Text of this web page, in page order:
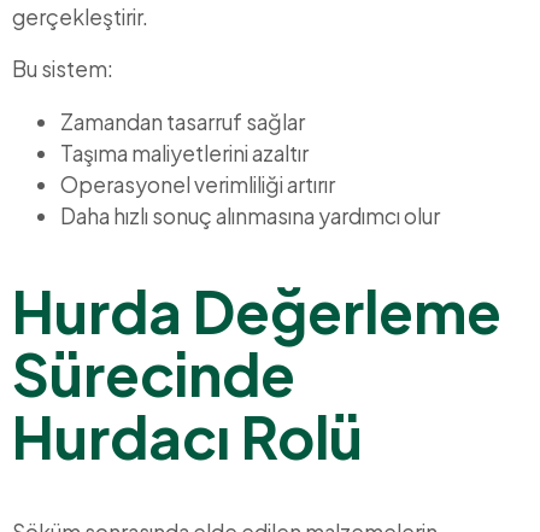
gerçekleştirir.
Bu sistem:
Zamandan tasarruf sağlar
Taşıma maliyetlerini azaltır
Operasyonel verimliliği artırır
Daha hızlı sonuç alınmasına yardımcı olur
Hurda Değerleme
Sürecinde
Hurdacı Rolü